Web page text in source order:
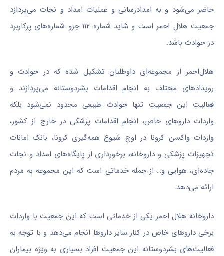
حاضر می‌شود و به امدادرسانی و عملیات امداد و نجات می‌پردازد
جمعیت هلال احمر است و شاید شماره ۱۱۲
جزو شماره‌های پرکاربرد
در حوادث باشد.
هلال‌احمر از مجموعه‌ای داوطلبان تشکیل شده که در حوادث و
رویدادهای مختلف به انجام اقدامات بشردوستانه می‌پردازند و
فعالیت این جمعیت تنها حوادث طبیعی محدود نمی‌شود بلکه
واردات داروهای خاص، انجام اقدامات پزشکی در خارج از کشور،
واردات واکسن کرونا در اوج شیوع همه‌گیری کرونا، بانک امانات
تجهیزات پزشکی و داروخانه، برخورداری از پایگاه‌های امداد و نجات
جاده‌ای، هوایی و… از جمله خدماتی است که این مجموعه به مردم
ارائه می‌دهد.
داروخانه هلال احمر یکی از خدماتی است که این جمعیت با واردات
برخی داروهای خاص در کنار سایر داروها انجام می‌دهد و با توجه به
فعالیت‌های بشردوستانه این جمعیت افراد بسیاری به ویژه بیماران